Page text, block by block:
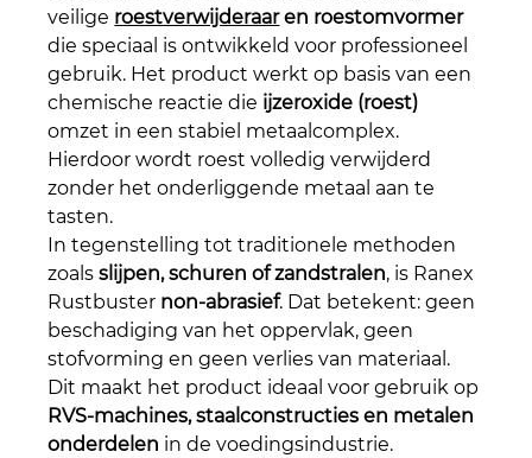
veilige roestverwijderaar en roestomvormer
die speciaal is ontwikkeld voor professioneel
gebruik. Het product werkt op basis van een
chemische reactie die ijzeroxide (roest)
omzet in een stabiel metaalcomplex.
Hierdoor wordt roest volledig verwijderd
zonder het onderliggende metaal aan te
tasten.
In tegenstelling tot traditionele methoden
zoals slijpen, schuren of zandstralen, is Ranex
Rustbuster non-abrasief. Dat betekent: geen
beschadiging van het oppervlak, geen
stofvorming en geen verlies van materiaal.
Dit maakt het product ideaal voor gebruik op
RVS-machines, staalconstructies en metalen
onderdelen in de voedingsindustrie.